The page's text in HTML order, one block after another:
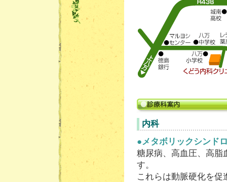
内科
●メタボリックシンド
糖尿病、高血圧、高脂
す。
これらは動脈硬化を